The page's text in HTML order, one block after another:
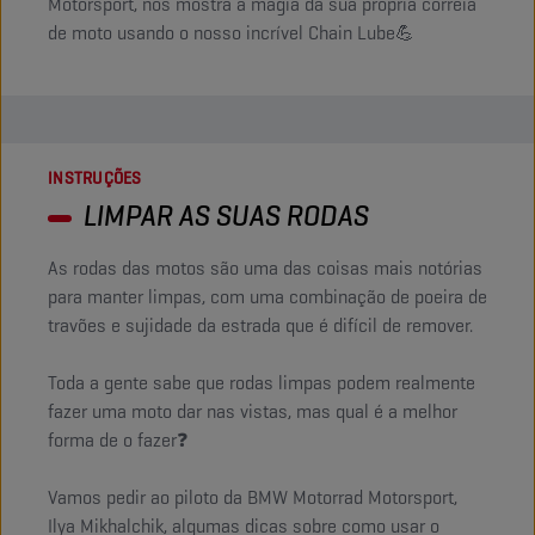
de moto usando o nosso incrível Chain Lube💪
INSTRUÇÕES
LIMPAR AS SUAS RODAS
As rodas das motos são uma das coisas mais notórias
para manter limpas, com uma combinação de poeira de
travões e sujidade da estrada que é difícil de remover.
Toda a gente sabe que rodas limpas podem realmente
fazer uma moto dar nas vistas, mas qual é a melhor
forma de o fazer❓
Vamos pedir ao piloto da BMW Motorrad Motorsport,
Ilya Mikhalchik, algumas dicas sobre como usar o